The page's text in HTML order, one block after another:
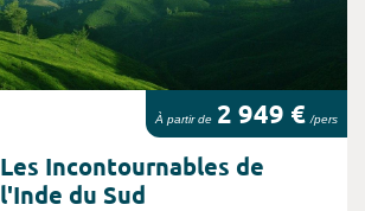
À partir de 2 949 € /pers
Les Incontournables de
l'Inde du Sud